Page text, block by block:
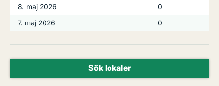
8. maj 2026
0
7. maj 2026
0
Sök lokaler